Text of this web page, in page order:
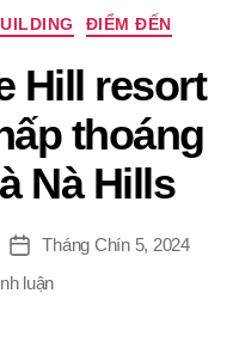
ĐIỂM ĐẾN
Hill resort
thoáng
Nà Hills
Ngày
đăng
Tháng Chín 5, 2024
luậnở